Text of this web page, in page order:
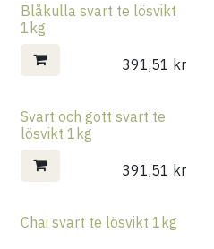
Blåkulla svart te lösvikt
1kg
391,51 kr
Svart och gott svart te
lösvikt 1kg
391,51 kr
Chai svart te lösvikt 1kg